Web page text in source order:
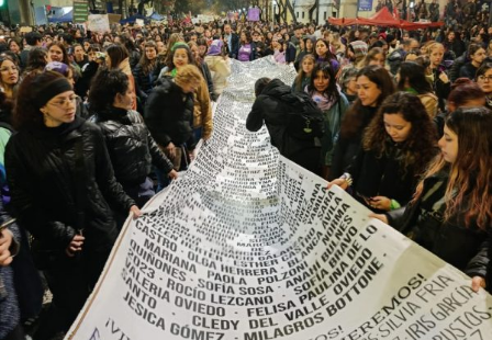
abajo. Viaje en barco de MU desde el bajo delta
bonaerense, para conocer y escuchar a isleños,
productores, docentes, ambientalistas y vecinos que
resisten otra avanzada sobre un territorio en disputa.
Por Francisco Pandolfi
Descargar la Mu en PDF